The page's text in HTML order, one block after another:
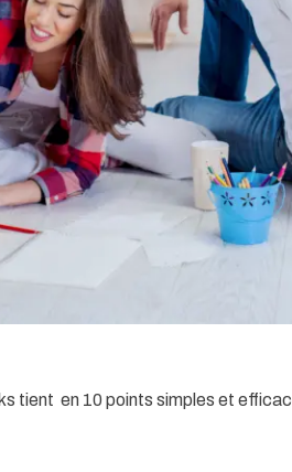
tient en 10 points simples et